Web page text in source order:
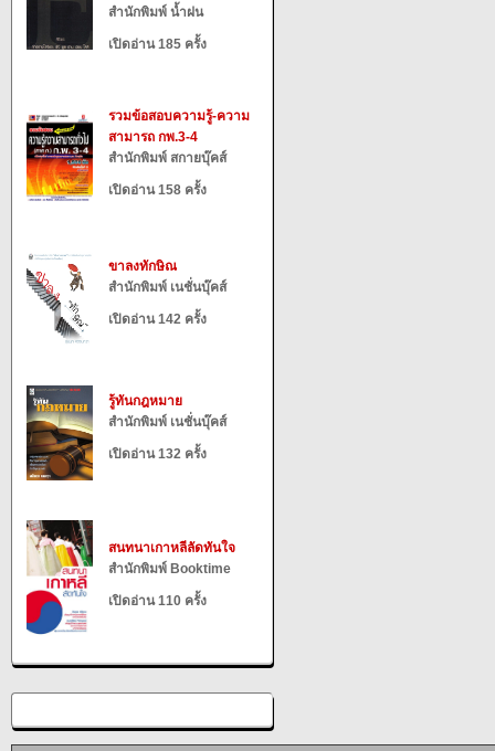
สำนักพิมพ์ น้ำฝน
เปิดอ่าน 185 ครั้ง
รวมข้อสอบความรู้-ความ
สามารถ กพ.3-4
สำนักพิมพ์ สกายบุ๊คส์
เปิดอ่าน 158 ครั้ง
ขาลงทักษิณ
สำนักพิมพ์ เนชั่นบุ๊คส์
เปิดอ่าน 142 ครั้ง
รู้ทันกฎหมาย
สำนักพิมพ์ เนชั่นบุ๊คส์
เปิดอ่าน 132 ครั้ง
สนทนาเกาหลีลัดทันใจ
สำนักพิมพ์ Booktime
เปิดอ่าน 110 ครั้ง